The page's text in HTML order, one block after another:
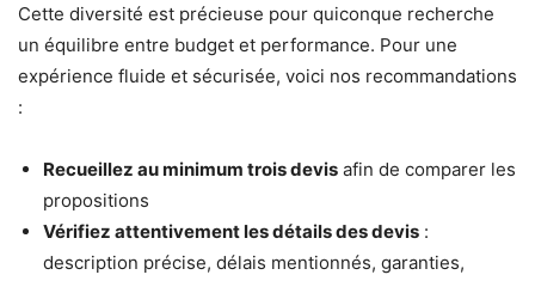
Cette diversité est précieuse pour quiconque recherche
un équilibre entre budget et performance. Pour une
expérience fluide et sécurisée, voici nos recommandations
:
Recueillez au minimum trois devis afin de comparer les
propositions
Vérifiez attentivement les détails des devis :
description précise, délais mentionnés, garanties,